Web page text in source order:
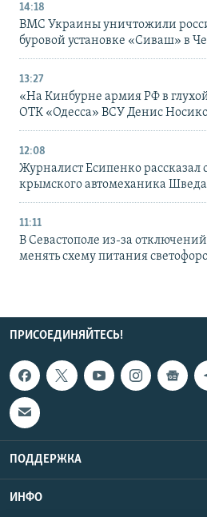
14:18
ВМС Украины уничтожили
буровой установке «Сиваш» в
13:27
«На Кинбурне армия РФ в
ОТК «Одесса» ВСУ Денис
12:08
Журналист Есипенко рассказал
крымского автомеханика Шведа
11:11
В Севастополе из-за
менять схему питания
ПРИСОЕДИНЯЙТЕСЬ!
ПОДДЕРЖКА
ИНФО